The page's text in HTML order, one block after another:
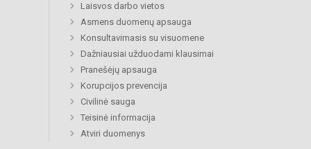
Laisvos darbo vietos
Asmens duomenų apsauga
Konsultavimasis su visuomene
Dažniausiai užduodami klausimai
Pranešėjų apsauga
Korupcijos prevencija
Civilinė sauga
Teisinė informacija
Atviri duomenys